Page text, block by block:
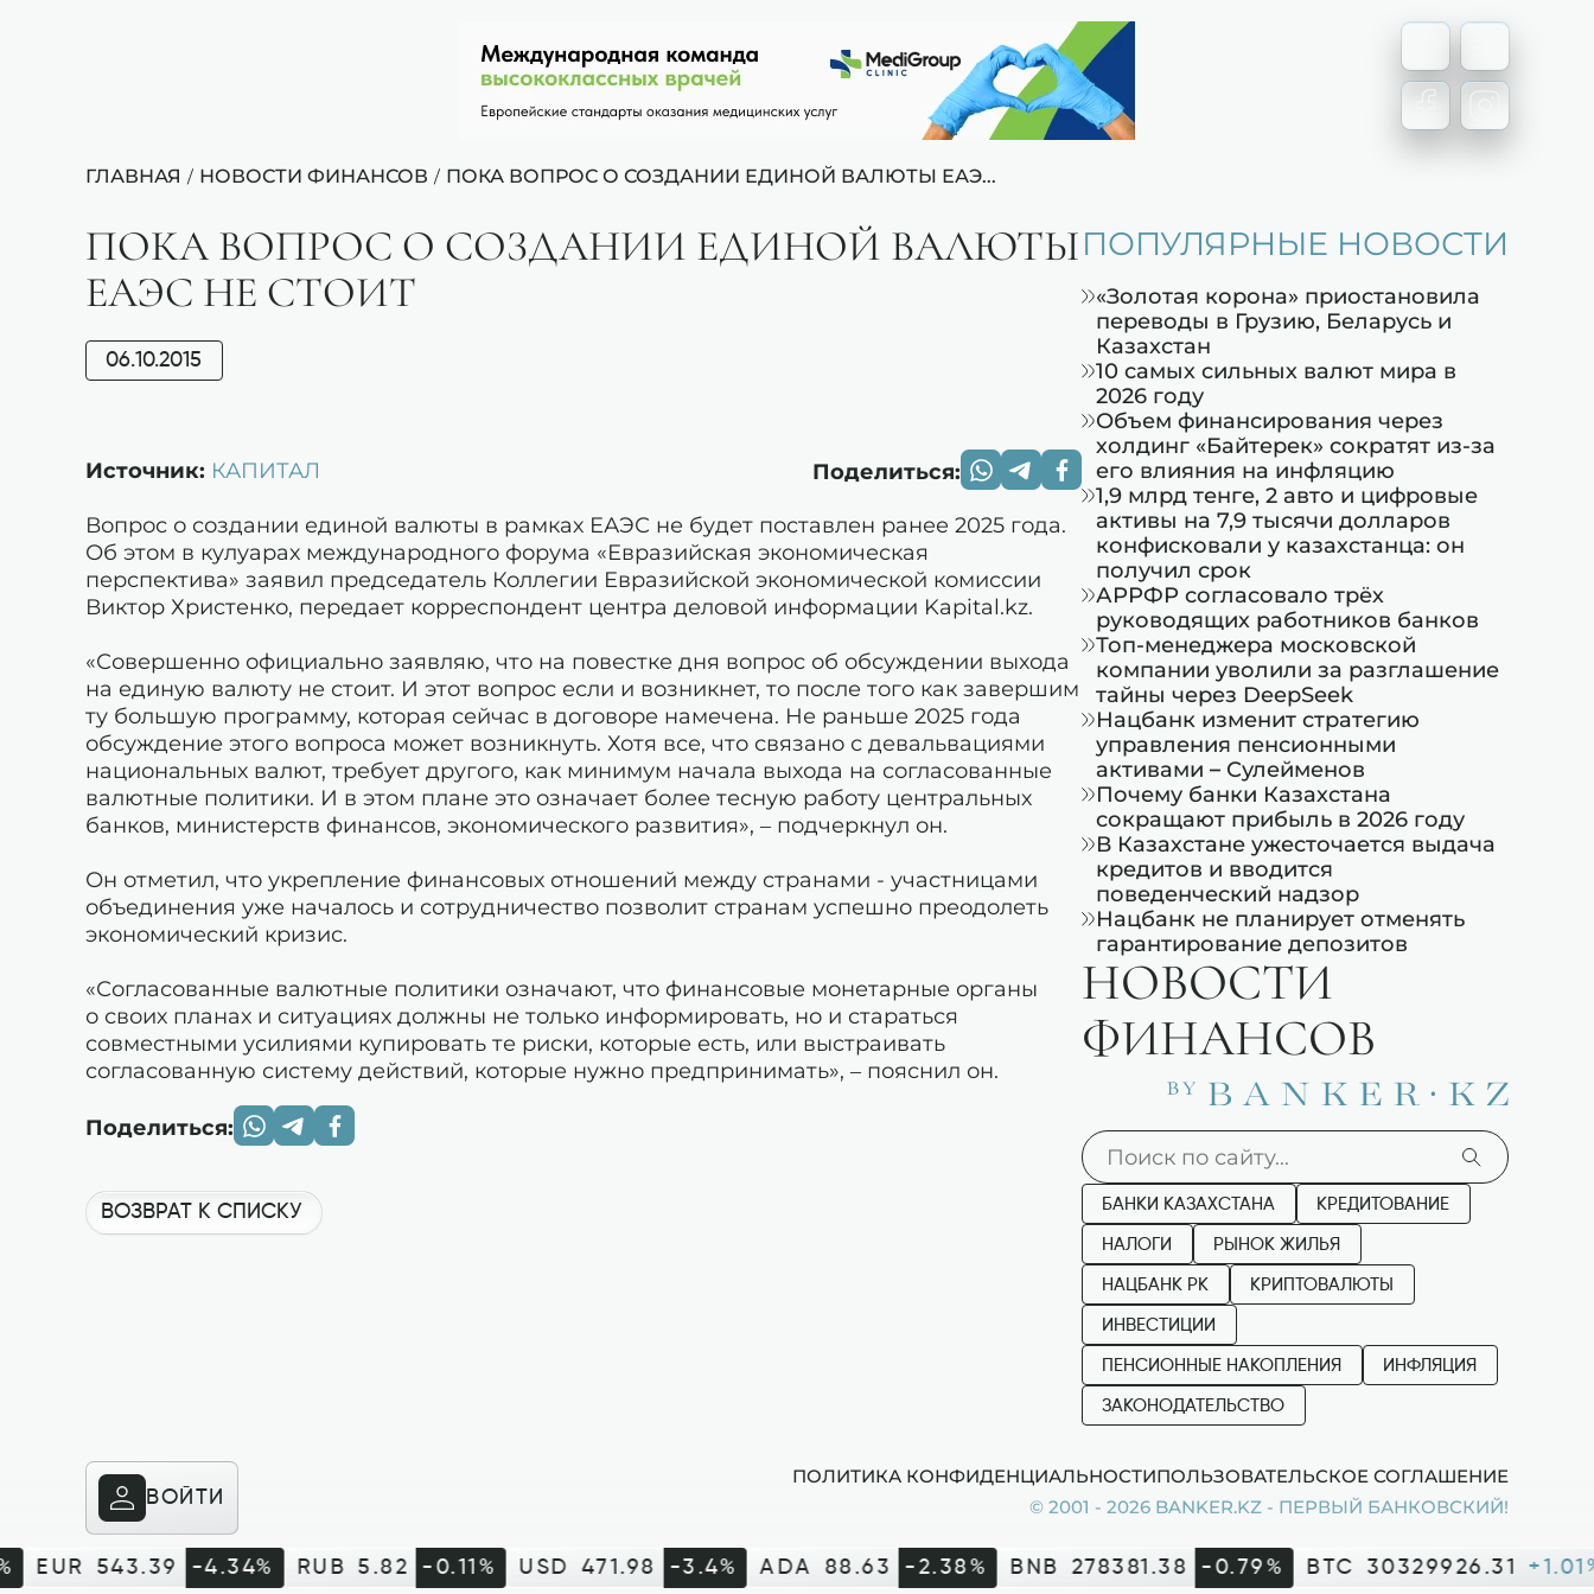
ГЛАВНАЯ / НОВОСТИ ФИНАНСОВ / ПОКА ВОПРОС О СОЗДАНИИ ЕДИНОЙ ВАЛЮТЫ ЕАЭ...
ПОКА ВОПРОС О СОЗДАНИИ ЕДИНОЙ ВАЛЮТЫ
ЕАЭС НЕ СТОИТ
06.10.2015
Источник: КАПИТАЛ Поделиться:
Вопрос о создании единой валюты в рамках ЕАЭС не будет поставлен ранее 2025 года.
Об этом в кулуарах международного форума «Евразийская экономическая
перспектива» заявил председатель Коллегии Евразийской экономической комиссии
Виктор Христенко, передает корреспондент центра деловой информации Kapital.kz.
«Совершенно официально заявляю, что на повестке дня вопрос об обсуждении выхода
на единую валюту не стоит. И этот вопрос если и возникнет, то после того как завершим
ту большую программу, которая сейчас в договоре намечена. Не раньше 2025 года
обсуждение этого вопроса может возникнуть. Хотя все, что связано с девальвациями
национальных валют, требует другого, как минимум начала выхода на согласованные
валютные политики. И в этом плане это означает более тесную работу центральных
банков, министерств финансов, экономического развития», – подчеркнул он.
Он отметил, что укрепление финансовых отношений между странами - участницами
объединения уже началось и сотрудничество позволит странам успешно преодолеть
экономический кризис.
«Согласованные валютные политики означают, что финансовые монетарные органы
о своих планах и ситуациях должны не только информировать, но и стараться
совместными усилиями купировать те риски, которые есть, или выстраивать
согласованную систему действий, которые нужно предпринимать», – пояснил он.
Поделиться:
ВОЗВРАТ К СПИСКУ
ПОПУЛЯРНЫЕ НОВОСТИ
«Золотая корона» приостановила
переводы в Грузию, Беларусь и
Казахстан
10 самых сильных валют мира в
2026 году
Объем финансирования через
холдинг «Байтерек» сократят из-за
его влияния на инфляцию
1,9 млрд тенге, 2 авто и цифровые
активы на 7,9 тысячи долларов
конфисковали у казахстанца: он
получил срок
АРРФР согласовало трёх
руководящих работников банков
Топ-менеджера московской
компании уволили за разглашение
тайны через DeepSeek
Нацбанк изменит стратегию
управления пенсионными
активами – Сулейменов
Почему банки Казахстана
сокращают прибыль в 2026 году
В Казахстане ужесточается выдача
кредитов и вводится
поведенческий надзор
Нацбанк не планирует отменять
гарантирование депозитов
НОВОСТИ
ФИНАНСОВ
БАНКИ КАЗАХСТАНА КРЕДИТОВАНИЕ
НАЛОГИ РЫНОК ЖИЛЬЯ
НАЦБАНК РК КРИПТОВАЛЮТЫ
ИНВЕСТИЦИИ
ПЕНСИОННЫЕ НАКОПЛЕНИЯ ИНФЛЯЦИЯ
ЗАКОНОДАТЕЛЬСТВО
ПОЛИТИКА КОНФИДЕНЦИАЛЬНОСТИПОЛЬЗОВАТЕЛЬСКОЕ СОГЛАШЕНИЕ
© 2001 - 2026 BANKER.KZ - ПЕРВЫЙ БАНКОВСКИЙ!
ВОЙТИ
EUR 543.39 -4.34% RUB 5.82 -0.11% USD 471.98 -3.4% ADA 88.63 -2.38% BNB 278381.38 -0.79% BTC 30329926.31 +1.01%